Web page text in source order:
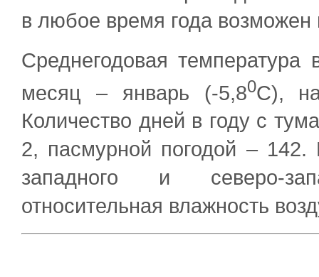
в любое время года возможен
Среднегодовая температура
месяц – январь (-5,80С),
Количество дней в году с
2, пасмурной погодой – 142.
западного и северо-
относительная влажность